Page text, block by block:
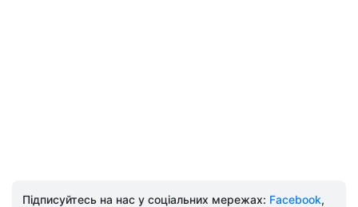
Підписуйтесь на нас у соціальних мережах: Facebook,